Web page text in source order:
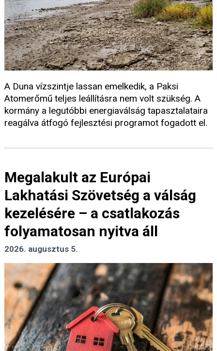
A Duna vízszintje lassan emelkedik, a Paksi
Atomerőmű teljes leállításra nem volt szükség. A
kormány a legutóbbi energiaválság tapasztalataira
reagálva átfogó fejlesztési programot fogadott el.
Megalakult az Európai
Lakhatási Szövetség a válság
kezelésére – a csatlakozás
folyamatosan nyitva áll
2026. augusztus 5.